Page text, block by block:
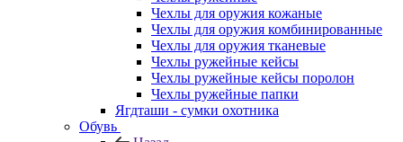
Чехлы для оружия кожаные
Чехлы для оружия комбинированные
Чехлы для оружия тканевые
Чехлы ружейные кейсы
Чехлы ружейные кейсы поролон
Чехлы ружейные папки
Ягдташи - сумки охотника
Обувь